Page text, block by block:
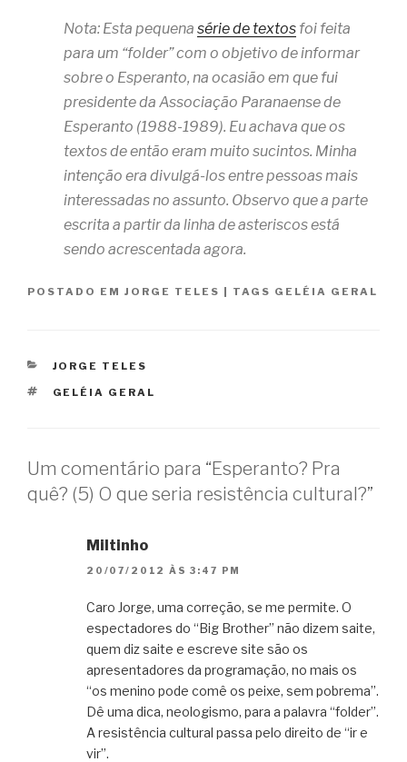
Nota: Esta pequena série de textos foi feita
para um “folder” com o objetivo de informar
sobre o Esperanto, na ocasião em que fui
presidente da Associação Paranaense de
Esperanto (1988-1989). Eu achava que os
textos de então eram muito sucintos. Minha
intenção era divulgá-los entre pessoas mais
interessadas no assunto. Observo que a parte
escrita a partir da linha de asteriscos está
sendo acrescentada agora.
POSTADO EM JORGE TELES | TAGS GELÉIA GERAL
CATEGORIAS
JORGE TELES
TAGS
GELÉIA GERAL
Um comentário para “Esperanto? Pra
quê? (5) O que seria resistência cultural?”
Miltinho
20/07/2012 ÀS 3:47 PM
Caro Jorge, uma correção, se me permite. O
espectadores do “Big Brother” não dizem saite,
quem diz saite e escreve site são os
apresentadores da programação, no mais os
“os menino pode comê os peixe, sem pobrema”.
Dê uma dica, neologismo, para a palavra “folder”.
A resistência cultural passa pelo direito de “ir e
vir”.